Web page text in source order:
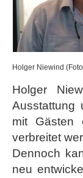
Holger Niewind
Holger
Ausstattung
mit Gästen
verbreitet
Dennoch
neu